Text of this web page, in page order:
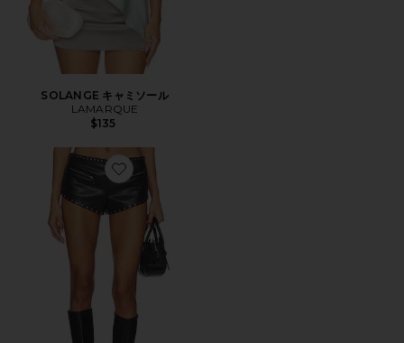
SOLANGE キャミソール
LAMARQUE
$135
Favorite TEEGAN FAUX LEATHER LOW WAIST HOT